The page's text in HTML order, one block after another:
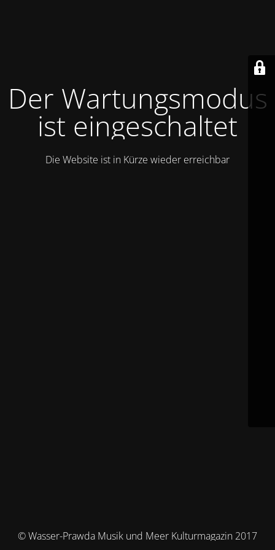
Der Wartungsmodus
ist eingeschaltet
Die Website ist in Kürze wieder erreichbar
© Wasser-Prawda Musik und Meer Kulturmagazin 2017